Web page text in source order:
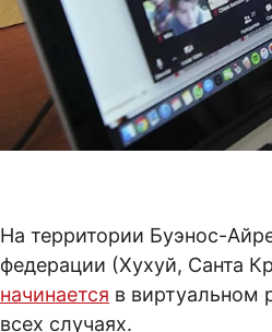
На территории Буэнос-
федерации (Хухуй, Санта
начинается в виртуальном
всех случаях.